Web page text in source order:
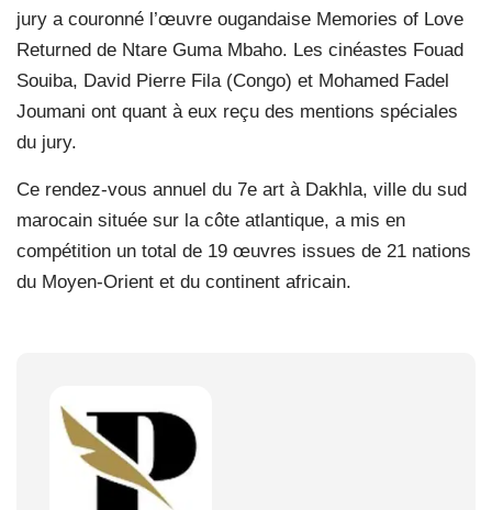
jury a couronné l’œuvre ougandaise Memories of Love
Returned de Ntare Guma Mbaho. Les cinéastes Fouad
Souiba, David Pierre Fila (Congo) et Mohamed Fadel
Joumani ont quant à eux reçu des mentions spéciales
du jury.
Ce rendez-vous annuel du 7e art à Dakhla, ville du sud
marocain située sur la côte atlantique, a mis en
compétition un total de 19 œuvres issues de 21 nations
du Moyen-Orient et du continent africain.